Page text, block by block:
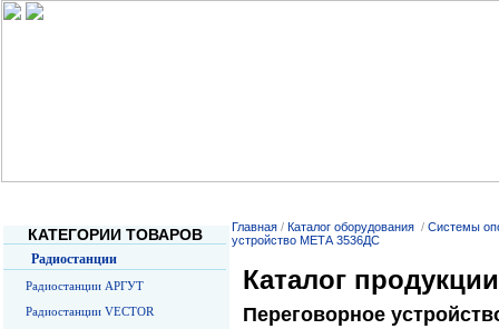
КАТЕГОРИИ ТОВАРОВ
Радиостанции
Радиостанции АРГУТ
Радиостанции VECTOR
Главная / Каталог оборудования / Системы
устройство МЕТА 3536ДС
Каталог продукции
Переговорное